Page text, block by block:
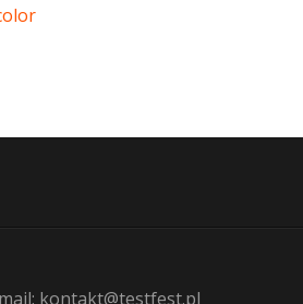
kontakt@testfest.pl